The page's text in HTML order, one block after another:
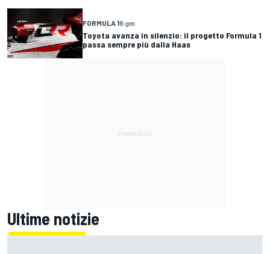
FORMULA 16 gm
Toyota avanza in silenzio: il progetto Formula 1
passa sempre più dalla Haas
Ultime notizie